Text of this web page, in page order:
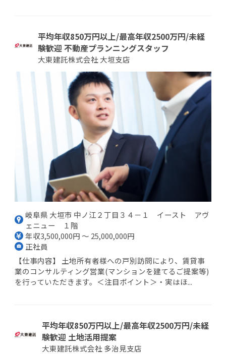
平均年収850万円以上/最高年収2500万円/未経
験歓迎 不動産プランニングスタッフ
大東建託株式会社 大垣支店
岐阜県 大垣市 中ノ江２丁目３４－１ イースト アヴ
ェニュー １階
年収3,500,000円 ～ 25,000,000円
正社員
【仕事内容】 土地所有者様への戸別訪問により、賃貸事
業のコンサルティング営業(マンションを建てるご提案等)
を行っていただきます。＜注目ポイント＞・実はほ...
平均年収850万円以上/最高年収2500万円/未経
験歓迎 土地活用提案
大東建託株式会社 多治見支店